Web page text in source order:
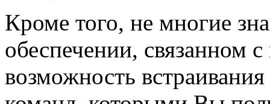
Кроме того, не многие
обеспечении, связанном
возможность